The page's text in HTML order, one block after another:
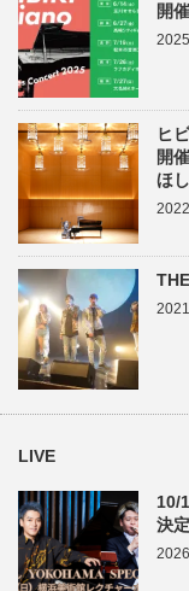
開
ヒ
開
ほ
LIVE
10/
決